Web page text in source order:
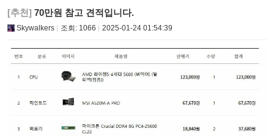
[추천] 70만원 참고 견적입니다.
Skywalkers 조회: 1066 2025-01-24 01:54:39